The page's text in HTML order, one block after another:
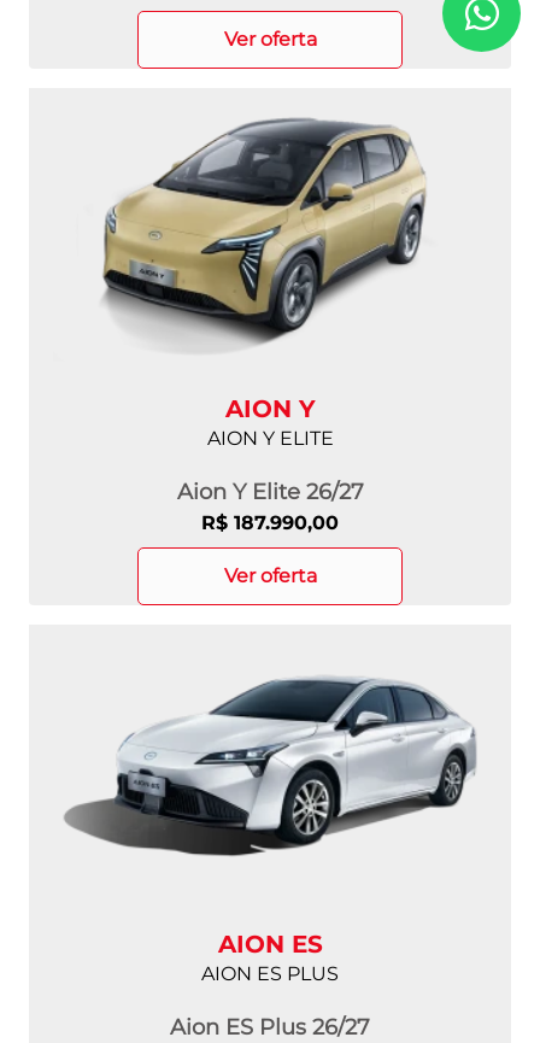
ver oferta
AION Y
AION Y ELITE
Aion Y Elite 26/27
R$ 187.990,00
ver oferta
AION ES
AION ES PLUS
Aion ES Plus 26/27